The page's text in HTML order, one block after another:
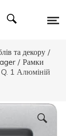
та декору /
/ Рамки
1 Алюміній